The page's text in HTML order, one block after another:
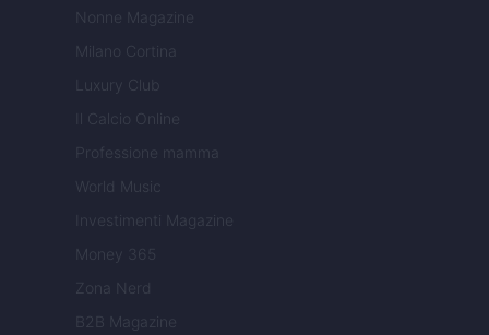
Nonne Magazine
Milano Cortina
Luxury Club
Il Calcio Online
Professione mamma
World Music
Investimenti Magazine
Money 365
Zona Nerd
B2B Magazine